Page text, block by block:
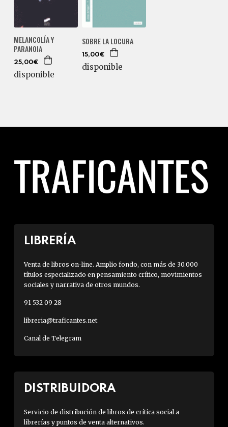
MELANCOLÍA Y
PARANOIA
25,00€
disponible
SOBRE LA LOCURA
15,00€
disponible
LIBRERÍA
Venta de libros on-line. Amplio fondo, con más de 30.000
títulos especializado en pensamiento crítico, movimientos
sociales y narrativa de otros mundos.
91 532 09 28
libreria@traficantes.net
Canal de Telegram
DISTRIBUIDORA
Servicio de distribución de libros de crítica social a
librerías y puntos de venta alternativos.